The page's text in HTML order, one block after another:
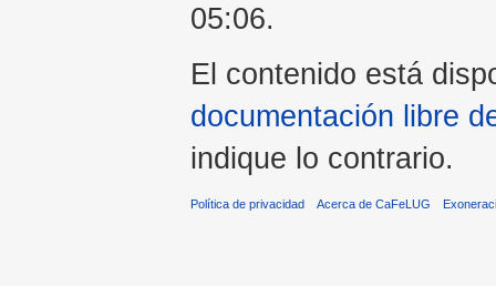
05:06.
El contenido está
documentación libre
indique lo contrario.
Política de privacidad Acerca de CaFeLUG